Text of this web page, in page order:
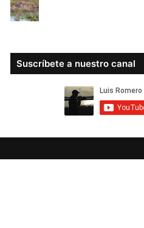
Suscríbete a nuestro canal